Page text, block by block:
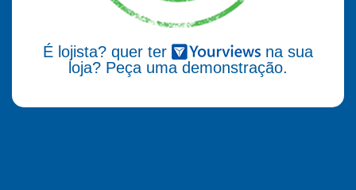
É lojista? quer ter
na sua
loja? Peça uma demonstração.